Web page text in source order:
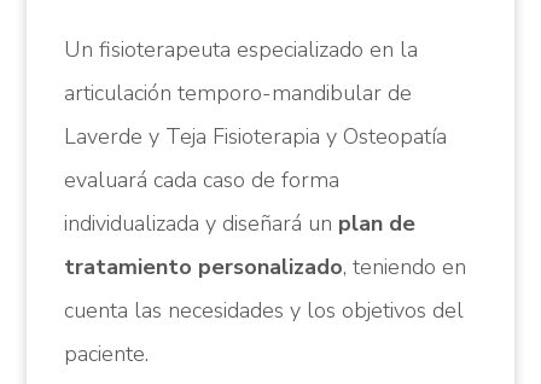
Un fisioterapeuta especializado en la
articulación temporo-mandibular de
Laverde y Teja Fisioterapia y Osteopatía
evaluará cada caso de forma
individualizada y diseñará un plan de
tratamiento personalizado, teniendo en
cuenta las necesidades y los objetivos del
paciente.